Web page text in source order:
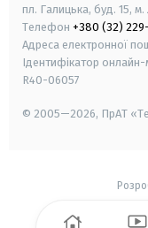
пл. Галицька, буд. 15, м.
Телефон +380 (32)
Адреса електронної
Ідентифікатор онлайн-
R40-06057
© 2005—2026, ПрАТ